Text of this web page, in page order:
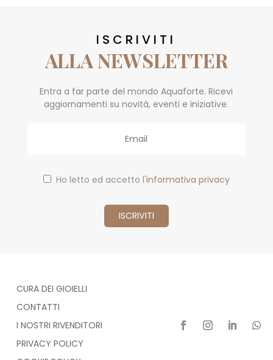
ISCRIVITI
ALLA NEWSLETTER
Entra a far parte del mondo Aquaforte. Ricevi
aggiornamenti su novità, eventi e iniziative.
Ho letto ed accetto l'informativa privacy
CURA DEI GIOIELLI
CONTATTI
I NOSTRI RIVENDITORI
PRIVACY POLICY